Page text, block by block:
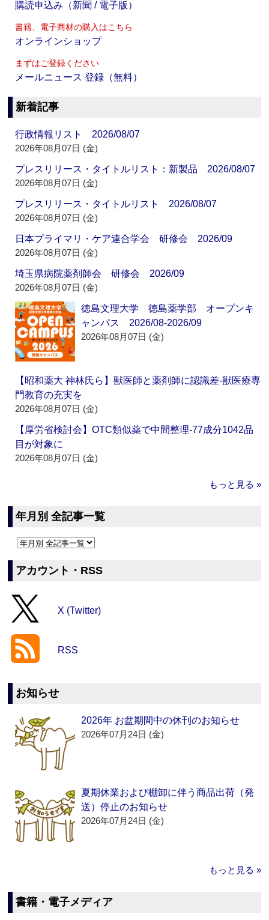
購読申込み（新聞 / 電子版）
書籍、電子商材の購入はこちら
オンラインショップ
まずはご登録ください
メールニュース 登録（無料）
新着記事
行政情報リスト 2026/08/07
2026年08月07日 (金)
プレスリリース・タイトルリスト：新製品 2026/08/07
2026年08月07日 (金)
プレスリリース・タイトルリスト 2026/08/07
2026年08月07日 (金)
日本プライマリ・ケア連合学会 研修会 2026/09
2026年08月07日 (金)
埼玉県病院薬剤師会 研修会 2026/09
2026年08月07日 (金)
徳島文理大学 徳島薬学部 オープンキ
ャンパス 2026/08-2026/09
2026年08月07日 (金)
【昭和薬大 神林氏ら】獣医師と薬剤師に認識差‐獣医療専
門教育の充実を
2026年08月07日 (金)
【厚労省検討会】OTC類似薬で中間整理‐77成分1042品
目が対象に
2026年08月07日 (金)
もっと見る »
年月別 全記事一覧
アカウント・RSS
X (Twitter)
RSS
お知らせ
2026年 お盆期間中の休刊のお知らせ
2026年07月24日 (金)
夏期休業および棚卸に伴う商品出荷（発
送）停止のお知らせ
2026年07月24日 (金)
もっと見る »
書籍・電子メディア